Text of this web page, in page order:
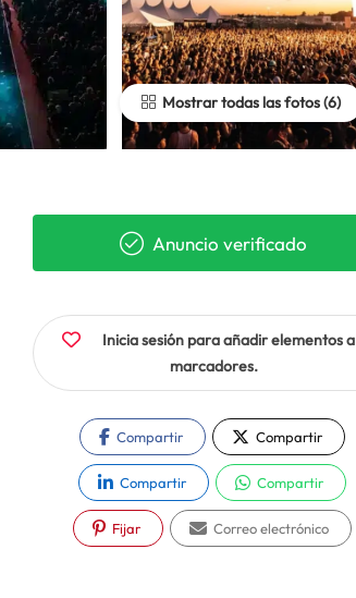
Mostrar todas las fotos
Anuncio verificado
Inicia sesión para añadir elementos a
marcadores.
Compartir Compartir
Compartir Compartir
Fijar Correo electrónico